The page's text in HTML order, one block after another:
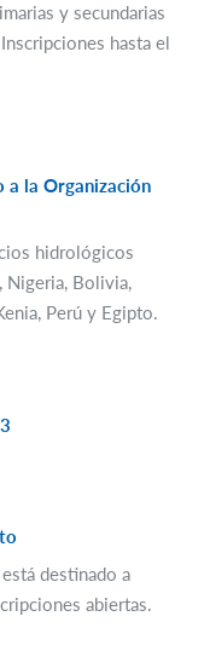
y secundarias
hasta el
a la Organización
hidrológicos
Nigeria, Bolivia,
Perú y Egipto.
destinado a
abiertas.